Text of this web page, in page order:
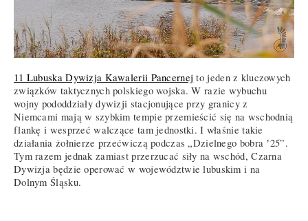
11 Lubuska Dywizja Kawalerii Pancernej to jeden z kluczowych
związków taktycznych polskiego wojska. W razie wybuchu
wojny pododdziały dywizji stacjonujące przy granicy z
Niemcami mają w szybkim tempie przemieścić się na wschodnią
flankę i wesprzeć walczące tam jednostki. I właśnie takie
działania żołnierze przećwiczą podczas „Dzielnego bobra ʼ25”.
Tym razem jednak zamiast przerzucać siły na wschód, Czarna
Dywizja będzie operować w województwie lubuskim i na
Dolnym Śląsku.